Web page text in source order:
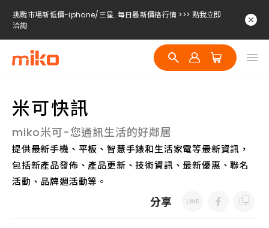
挑戰市場新低價-iphone/三星..每日最新價格行情 >>> 點我立即
洽詢
挑戰市場新低價-iphone/三星..每日最新價格行情 >>> 點我立即
洽詢
挑戰市場新低價-iphone/三星..每日最新價格行情 >>> 點我立即
米可快訊
miko米可-您通訊生活的好鄰居
提供最新手機、平板、智慧手錶和生活家電等最新資訊，
包括新產品發佈、產品更新、技術資訊、最新優惠、聯名
活動、品牌週活動等。
分享